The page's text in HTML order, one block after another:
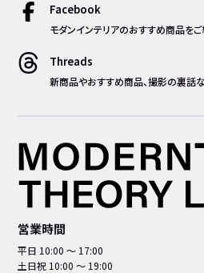
Facebook
モダンインテリアのおすすめ商品をご
Threads
新商品やおすすめ商品、撮影の裏話
営業時間
平日 10:00 ～ 17:00
土日祝 10:00 ～ 19:00